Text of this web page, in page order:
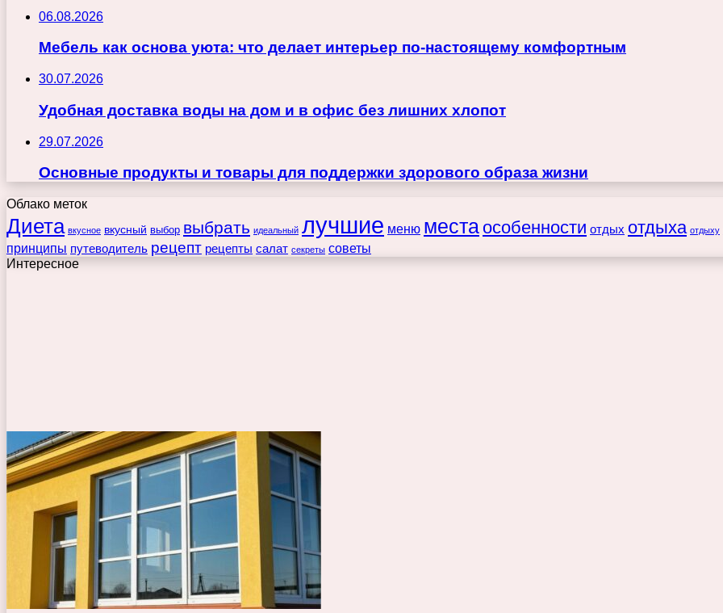
06.08.2026
Мебель как основа уюта: что делает интерьер по-настоящему комфортным
30.07.2026
Удобная доставка воды на дом и в офис без лишних хлопот
29.07.2026
Основные продукты и товары для поддержки здорового образа жизни
Облако меток
Диета вкусное вкусный выбор выбрать идеальный лучшие меню места особенности отдых отдыха отдыху
принципы путеводитель рецепт рецепты салат секреты советы
Интересное